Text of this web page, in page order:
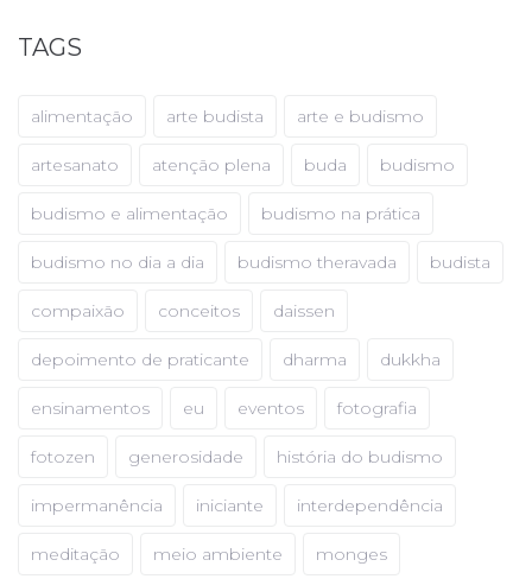
TAGS
alimentação arte budista arte e budismo
artesanato atenção plena buda budismo
budismo e alimentação budismo na prática
budismo no dia a dia budismo theravada budista
compaixão conceitos daissen
depoimento de praticante dharma dukkha
ensinamentos eu eventos fotografia
fotozen generosidade história do budismo
impermanência iniciante interdependência
meditação meio ambiente monges